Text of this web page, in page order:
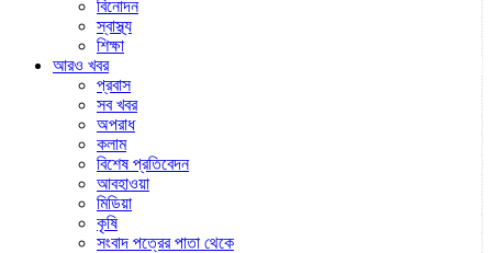
বিনোদন
স্বাস্থ্য
শিক্ষা
আরও খবর
প্রবাস
সব খবর
অপরাধ
কলাম
বিশেষ প্রতিবেদন
আবহাওয়া
মিডিয়া
কৃষি
সংবাদ পত্রের পাতা থেকে